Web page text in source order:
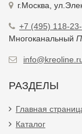
г.Москва,
+7 (495) 118-
Многоканальный
РАЗДЕЛЫ
Главная
Каталог